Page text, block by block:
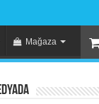
Mağaza